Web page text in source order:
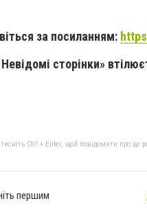
за посиланням:
сторінки»
Ctrl + Enter, щоб повідомити про це
першим